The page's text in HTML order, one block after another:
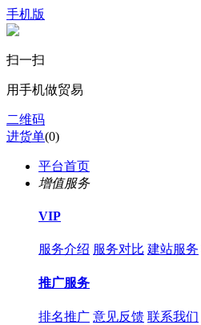
手机版
扫一扫
用手机做贸易
二维码
进货单(0)
平台首页
增值服务
VIP
服务介绍 服务对比 建站服务
推广服务
排名推广 意见反馈 联系我们